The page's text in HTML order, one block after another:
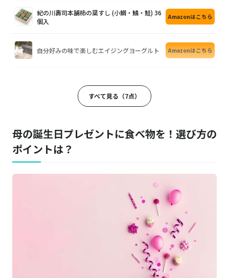
紀の川壽司本舗柿の葉すし (小鯛・鯖・鮭) 36
個入
Amazonはこちら
自分好みの味で楽しむエイジングヨーグルト Amazonはこちら
行きたいお店が必ず見つかる素敵なカタログ
すべて見る（7点）
母の誕生日プレゼントに食べ物を！選び方の
ポイントは？